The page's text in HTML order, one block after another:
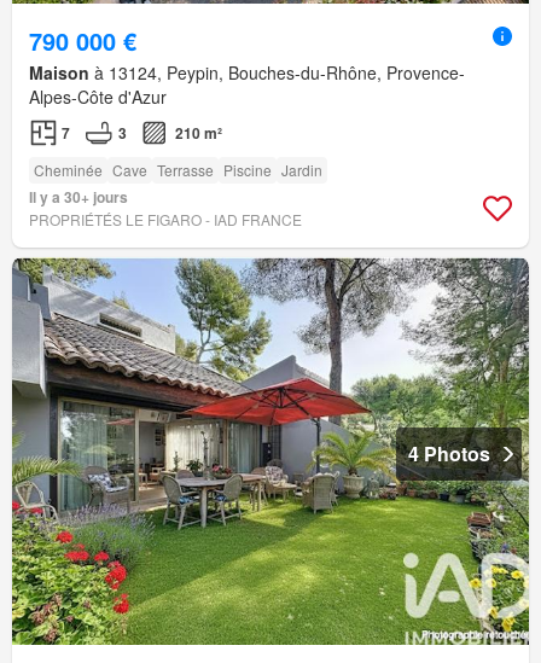
790 000 €
Maison à 13124, Peypin, Bouches-du-Rhône, Provence-
Alpes-Côte d'Azur
7 3 210 m²
Cheminée Cave Terrasse Piscine Jardin
Il y a 30+ jours
PROPRIÉTÉS LE FIGARO - IAD FRANCE
4 Photos